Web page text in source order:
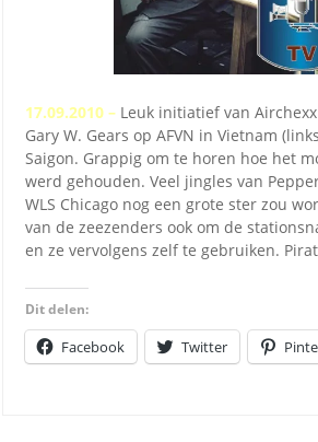
17.09.2010 – Leuk initiatief van
Gary W. Gears op AFVN in Vietnam
Saigon. Grappig om te horen hoe het
werd gehouden. Veel jingles van
WLS Chicago nog een grote ster zou
van de zeezenders ook om de
en ze vervolgens zelf te gebruiken.
Dit delen:
Facebook Twitter